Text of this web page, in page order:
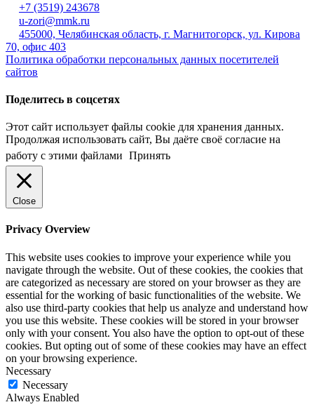
+7 (3519) 243678
u-zori@mmk.ru
455000, Челябинская область, г. Магнитогорск, ул. Кирова
70, офис 403
Политика обработки персональных данных посетителей
сайтов
Поделитесь в соцсетях
Этот сайт использует файлы cookie для хранения данных.
Продолжая использовать сайт, Вы даёте своё согласие на
работу с этими файлами Принять
Close
Privacy Overview
This website uses cookies to improve your experience while you
navigate through the website. Out of these cookies, the cookies that
are categorized as necessary are stored on your browser as they are
essential for the working of basic functionalities of the website. We
also use third-party cookies that help us analyze and understand how
you use this website. These cookies will be stored in your browser
only with your consent. You also have the option to opt-out of these
cookies. But opting out of some of these cookies may have an effect
on your browsing experience.
Necessary
Necessary
Always Enabled